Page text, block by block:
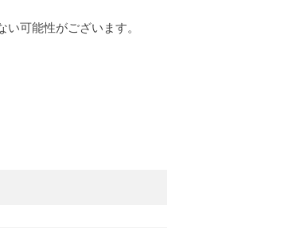
い可能性がございます。